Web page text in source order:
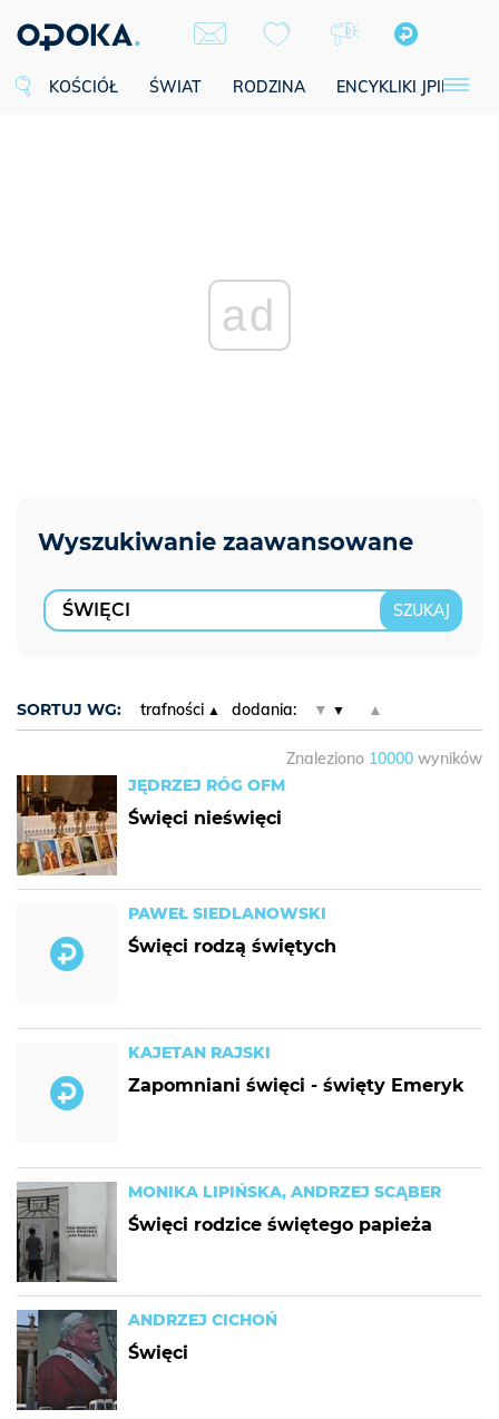
KOŚCIÓŁ ŚWIAT RODZINA ENCYKLIKI JPII
ad
SORTUJ WG: trafności dodania: ▼ ▲
Znaleziono 10000 wyników
JĘDRZEJ RÓG OFM
Święci nieświęci
PAWEŁ SIEDLANOWSKI
Święci rodzą świętych
KAJETAN RAJSKI
Zapomniani święci - święty Emeryk
MONIKA LIPIŃSKA, ANDRZEJ SCĄBER
Święci rodzice świętego papieża
ANDRZEJ CICHOŃ
Święci